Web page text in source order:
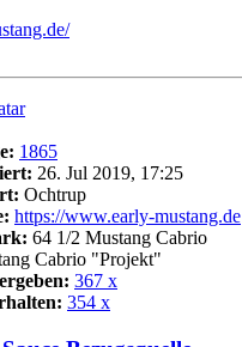
1865
26. Jul 2019, 17:25
Ochtrup
https://www.early-mustang.de
64 1/2 Mustang Cabrio
Cabrio "Projekt"
367 x
354 x